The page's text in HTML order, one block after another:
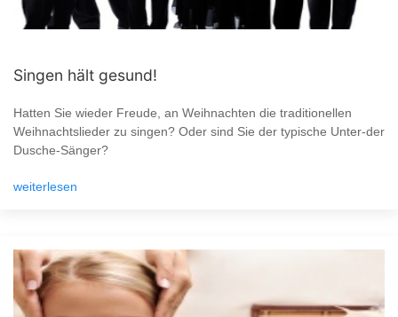
Singen hält gesund!
Hatten Sie wieder Freude, an Weihnachten die traditionellen
Weihnachtslieder zu singen? Oder sind Sie der typische Unter-der
Dusche-Sänger?
weiterlesen